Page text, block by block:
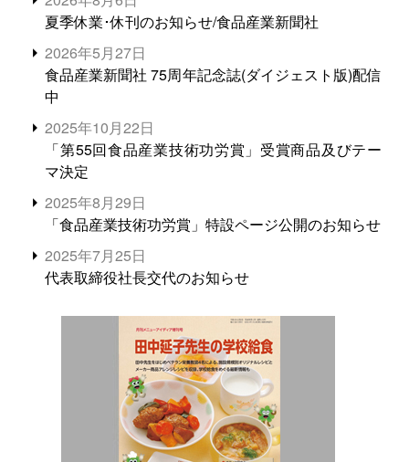
夏季休業･休刊のお知らせ/食品産業新聞社
2026年5月27日
食品産業新聞社 75周年記念誌(ダイジェスト版)配信
中
2025年10月22日
「第55回食品産業技術功労賞」受賞商品及びテー
マ決定
2025年8月29日
「食品産業技術功労賞」特設ページ公開のお知らせ
2025年7月25日
代表取締役社長交代のお知らせ